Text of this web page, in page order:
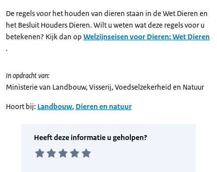
De regels voor het houden van dieren staan in de Wet Dieren en
het Besluit Houders Dieren. Wilt u weten wat deze regels voor u
betekenen? Kijk dan op Welzijnseisen voor Dieren: Wet Dieren
.
In opdracht van:
Ministerie van Landbouw, Visserij, Voedselzekerheid en Natuur
Hoort bij: Landbouw, Dieren en natuur